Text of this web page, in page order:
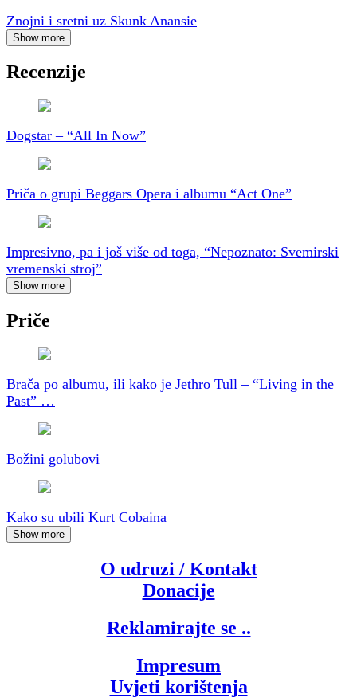
Znojni i sretni uz Skunk Anansie
Show more
Recenzije
Dogstar – “All In Now”
Priča o grupi Beggars Opera i albumu “Act One”
Impresivno, pa i još više od toga, “Nepoznato: Svemirski
vremenski stroj”
Show more
Priče
Brača po albumu, ili kako je Jethro Tull – “Living in the
Past” …
Božini golubovi
Kako su ubili Kurt Cobaina
Show more
O udruzi / Kontakt
Donacije
Reklamirajte se ..
Impresum
Uvjeti korištenja